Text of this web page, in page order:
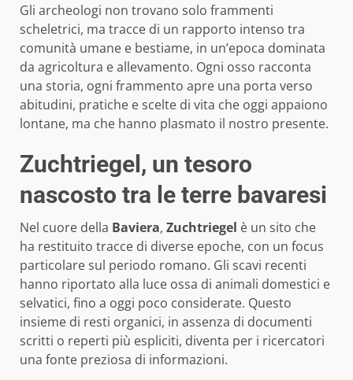
Gli archeologi non trovano solo frammenti
scheletrici, ma tracce di un rapporto intenso tra
comunità umane e bestiame, in un’epoca dominata
da agricoltura e allevamento. Ogni osso racconta
una storia, ogni frammento apre una porta verso
abitudini, pratiche e scelte di vita che oggi appaiono
lontane, ma che hanno plasmato il nostro presente.
Zuchtriegel, un tesoro
nascosto tra le terre bavaresi
Nel cuore della Baviera, Zuchtriegel è un sito che
ha restituito tracce di diverse epoche, con un focus
particolare sul periodo romano. Gli scavi recenti
hanno riportato alla luce ossa di animali domestici e
selvatici, fino a oggi poco considerate. Questo
insieme di resti organici, in assenza di documenti
scritti o reperti più espliciti, diventa per i ricercatori
una fonte preziosa di informazioni.